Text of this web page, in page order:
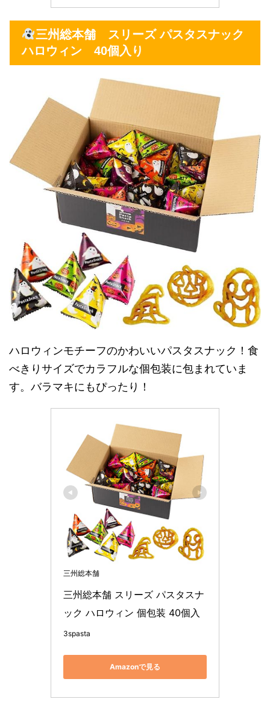
三州総本舗 スリーズ パスタスナック
ハロウィン 40個入り
ハロウィンモチーフのかわいいパスタスナック！食
べきりサイズでカラフルな個包装に包まれていま
す。バラマキにもぴったり！
三州総本舗
三州総本舗 スリーズ パスタスナ
ック ハロウィン 個包装 40個入
3spasta
Amazonで見る